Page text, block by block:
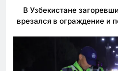
В Узбекистане
врезался в ограждение и